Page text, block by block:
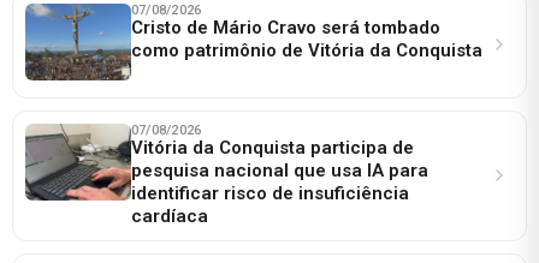
07/08/2026
Cristo de Mário Cravo será tombado
como patrimônio de Vitória da Conquista
07/08/2026
Vitória da Conquista participa de
pesquisa nacional que usa IA para
identificar risco de insuficiência
cardíaca